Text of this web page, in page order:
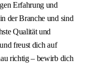
Erfahrung und
der Branche und sind
Qualität und
freust dich auf
richtig – bewirb dich